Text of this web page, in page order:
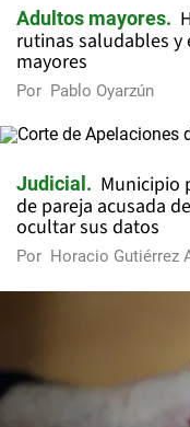
Adultos mayores
rutinas saludables
mayores
Por Pablo Oyarzún
Judicial
Municipio
de pareja acusada
ocultar sus datos
Por Horacio Gutiérrez